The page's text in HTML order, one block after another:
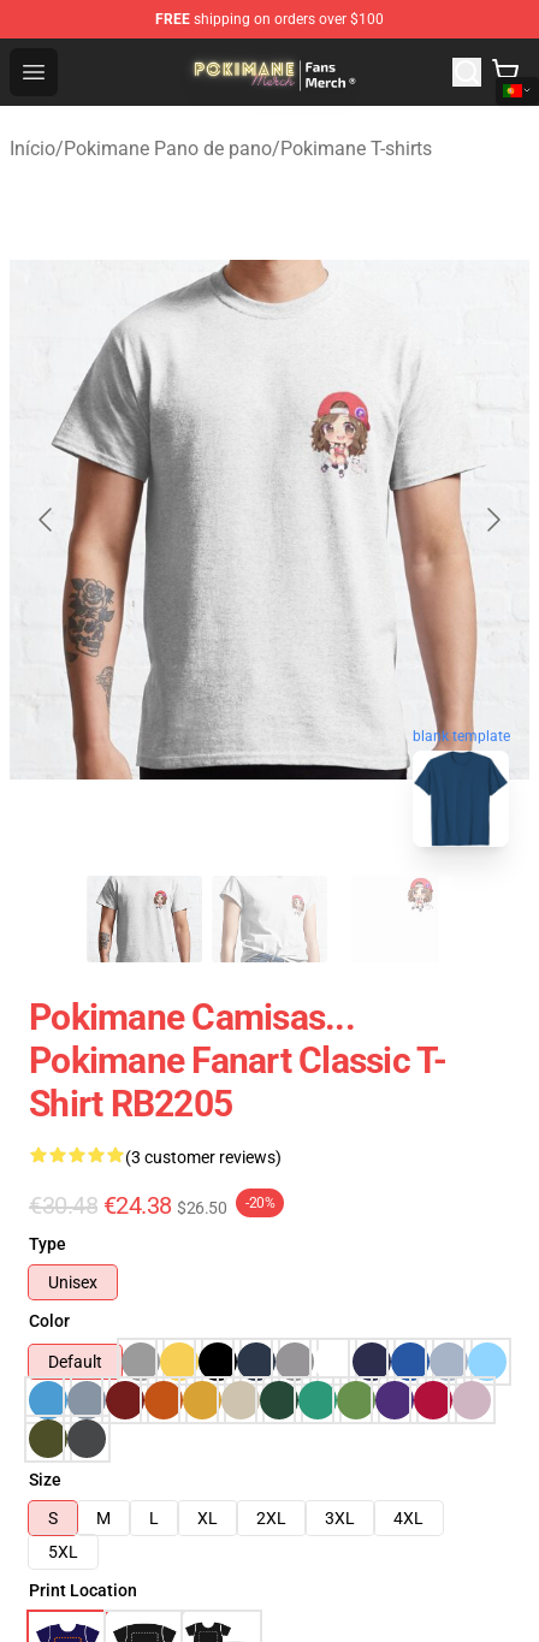
FREE shipping on orders over $100
Open menu
Pokimane Store - Official Pokimane Merchandise Shop
Início/Pokimane Pano de pano/Pokimane T-shirts
blank template
Pokimane Camisas...
Pokimane Fanart Classic T-
Shirt RB2205
(3 customer reviews)
€30.48 €24.38 $26.50 -20%
Type
Unisex
Color
Default
Size
S
M L XL 2XL 3XL
4XL
5XL
Print Location